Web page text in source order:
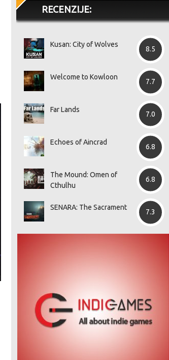
RECENZIJE:
Kusan: City of Wolves
8.5
Welcome to Kowloon
7.7
Far Lands
7.0
Echoes of Aincrad
6.8
The Mound: Omen of
Cthulhu
6.8
SENARA: The Sacrament
7.3